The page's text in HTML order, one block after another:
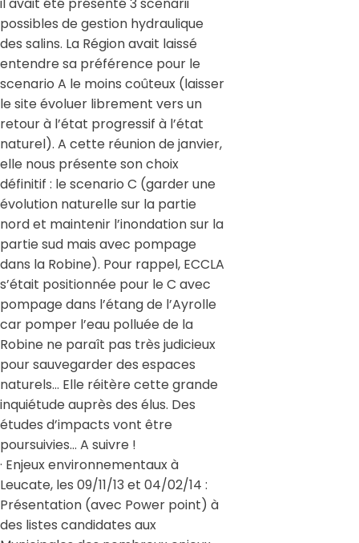
possibles de gestion hydraulique
des salins. La Région avait laissé
entendre sa préférence pour le
scenario A le moins coûteux (laisser
le site évoluer librement vers un
retour à l’état progressif à l’état
naturel). A cette réunion de janvier,
elle nous présente son choix
définitif : le scenario C (garder une
évolution naturelle sur la partie
nord et maintenir l’inondation sur la
partie sud mais avec pompage
dans la Robine). Pour rappel, ECCLA
s’était positionnée pour le C avec
pompage dans l’étang de l’Ayrolle
car pomper l’eau polluée de la
Robine ne paraît pas très judicieux
pour sauvegarder des espaces
naturels… Elle réitère cette grande
inquiétude auprès des élus. Des
études d’impacts vont être
poursuivies… A suivre !
· Enjeux environnementaux à
Leucate, les 09/11/13 et 04/02/14 :
Présentation (avec Power point) à
des listes candidates aux